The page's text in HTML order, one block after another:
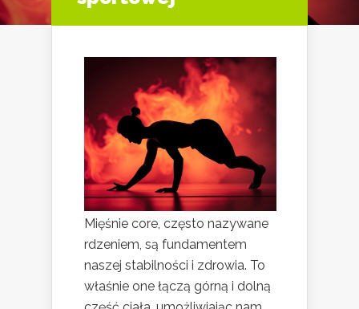
Mięśnie core, często nazywane
rdzeniem, są fundamentem
naszej stabilności i zdrowia. To
właśnie one łączą górną i dolną